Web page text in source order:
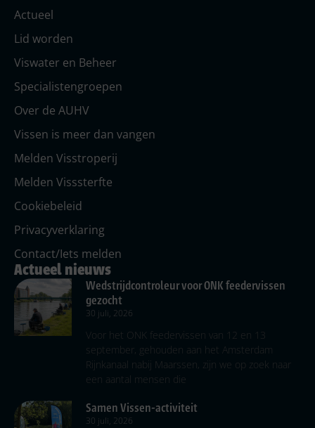
Actueel
Lid worden
Viswater en Beheer
Specialistengroepen
Over de AUHV
Vissen is meer dan vangen
Melden Visstroperij
Melden Visssterfte
Cookiebeleid
Privacyverklaring
Contact/Iets melden
Actueel nieuws
Wedstrijdcontroleur voor ONK feedervissen
gezocht
30 juli, 2026
Voor het ONK feedervissen van 12 en 13
september, gehouden aan het Amsterdam
Rijnkanaal nabij Maarssen, zijn we op zoek naar
een aantal mensen die
Samen Vissen-activiteit
30 juli, 2026